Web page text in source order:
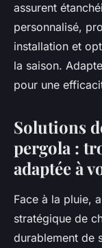
Guillaume •19 juin
assurent
personnalisé,
installation et
la saison.
pour une
Solutions
pergola :
adaptée à
Face à la pluie,
stratégique de
durablement de